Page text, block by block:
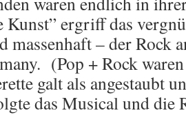
Kunst” ergriff das
massenhaft – der Rock
(Pop + Rock
galt als angestaubt
das Musical und die